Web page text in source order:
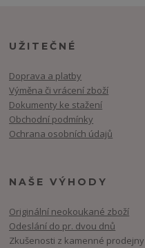
UŽITEČNÉ
Doprava a platby
Výměna či vrácení zboží
Dokumenty ke stažení
Obchodní podmínky
Ochrana osobních údajů
NAŠE VÝHODY
Originální neokoukané zboží
Odeslání do pr. dvou dnů
Zkušenosti z kamenné prodejny